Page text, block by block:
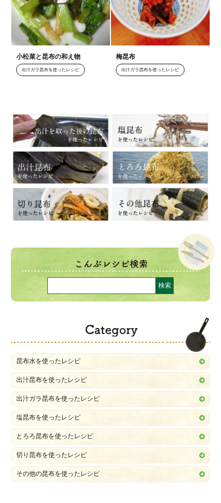
小松菜と昆布の和え物
出汁ガラ昆布を使ったレシピ
梅昆布
出汁ガラ昆布を使ったレシピ
昆布水を使ったレシピ
出汁昆布を使ったレシピ
出汁ガラ昆布を使ったレシピ
塩昆布を使ったレシピ
とろろ昆布を使ったレシピ
切り昆布を使ったレシピ
その他の昆布を使ったレシピ